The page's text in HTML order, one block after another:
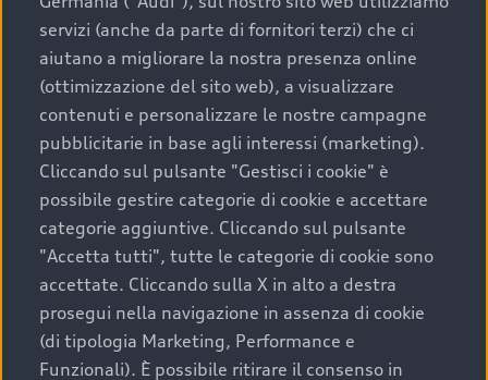
La qualità di acquistare
un’auto usata Audi
Scegliere un’auto usata è una decisione che coniuga
convenienza, affidabilità e sostenibilità. Per fare un
acquisto sicuro, è essenziale considerare aspetti
determinanti come la garanzia inclusa e l’affidabilità del
marchio. Audi offre l’auto usata perfetta tramite Audi
Prima Scelta :plus
servizi (anche da parte di fornitori terzi) che ci
aiutano a migliorare la nostra presenza online
(ottimizzazione del sito web), a visualizzare
contenuti e personalizzare le nostre campagne
pubblicitarie in base agli interessi (marketing).
Cliccando sul pulsante "Gestisci i cookie" è
possibile gestire categorie di cookie e accettare
categorie aggiuntive. Cliccando sul pulsante
"Accetta tutti", tutte le categorie di cookie sono
accettate. Cliccando sulla X in alto a destra
prosegui nella navigazione in assenza di cookie
(di tipologia Marketing, Performance e
Funzionali). È possibile ritirare il consenso in